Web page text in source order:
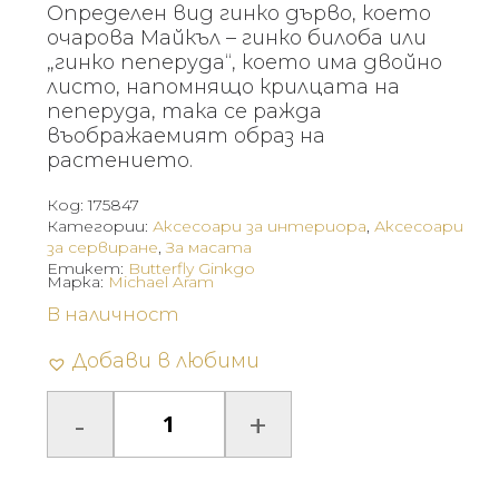
Определен вид гинко дърво, което
очарова Майкъл – гинко билоба или
„гинко пеперуда“, което има двойно
листо, напомнящо крилцата на
пеперуда, така се ражда
въображаемият образ на
растението.
Код:175847
Категории: Аксесоари за интериора, Аксесоари
за сервиране,За масата
Етикет: Butterfly Ginkgo
В наличност
Добави в любими
Марка: Michael Aram